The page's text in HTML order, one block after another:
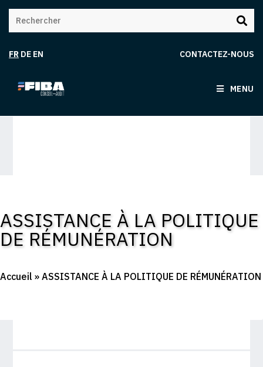
FR DE EN CONTACTEZ-NOUS
MENU
ASSISTANCE À LA POLITIQUE
DE RÉMUNÉRATION
Accueil » ASSISTANCE À LA POLITIQUE DE RÉMUNÉRATION